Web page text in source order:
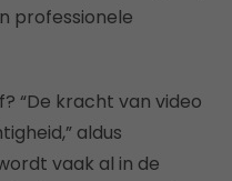
professionele
“De kracht van video
aldus
vaak al in de